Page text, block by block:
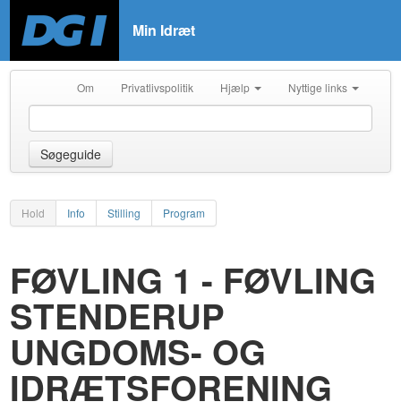
Min Idræt
Om Privatlivspolitik Hjælp Nyttige links
Søgeguide
Hold Info Stilling Program
FØVLING 1 - FØVLING
STENDERUP
UNGDOMS- OG
IDRÆTSFORENING